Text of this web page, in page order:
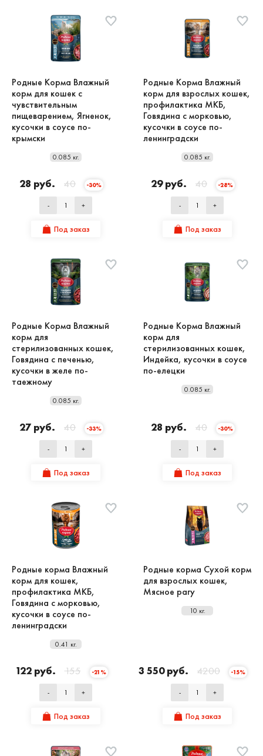
Родные Корма Влажный
корм для кошек с
чувствительным
пищеварением, Ягненок,
кусочки в соусе по-
крымски
0.085 кг.
28 руб. 40 -30%
- +
Под заказ
Родные Корма Влажный
корм для взрослых кошек,
профилактика МКБ,
Говядина с морковью,
кусочки в соусе по-
ленинградски
0.085 кг.
29 руб. 40 -28%
- +
Под заказ
Родные Корма Влажный
корм для
стерилизованных кошек,
Говядина с печенью,
кусочки в желе по-
таежному
0.085 кг.
27 руб. 40 -33%
- +
Под заказ
Родные Корма Влажный
корм для
стерилизованных кошек,
Индейка, кусочки в соусе
по-елецки
0.085 кг.
28 руб. 40 -30%
- +
Под заказ
Родные корма Влажный
корм для кошек,
профилактика МКБ,
Говядина с морковью,
кусочки в соусе по-
ленинградски
0.41 кг.
122 руб. 155 -21%
- +
Под заказ
Родные корма Сухой корм
для взрослых кошек,
Мясное рагу
10 кг.
3 550 руб. 4200 -15%
- +
Под заказ